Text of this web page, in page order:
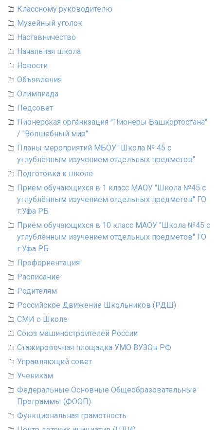
Классному руководителю
Музейный уголок
Наставничество
Начальная школа
Новости
Объявления
Олимпиада
Педсовет
Пионерская организация "Пионеры Башкортостана"
/ "Волшебный мир"
Планы мероприятий МБОУ "Школа № 45 с
углублённым изучением отдельных предметов"
Подготовка к школе
Приём обучающихся в 1 класс МАОУ "Школа №45 с
углублённым изучением отдельных предметов" ГО
г.Уфа РБ
Приём обучающихся в 10 класс МАОУ "Школа №45 с
углублённым изучением отдельных предметов" ГО
г.Уфа РБ
Профориентация
Расписание
Родителям
Российское Движение Школьников (РДШ)
СМИ о Школе
Союз машиностроителей России
Стажировочная площадка УМО ВУЗОв РФ
Управляющий совет
Ученикам
Федеральные Основные Общеобразовательные
Программы (ФООП)
Функциональная грамотность